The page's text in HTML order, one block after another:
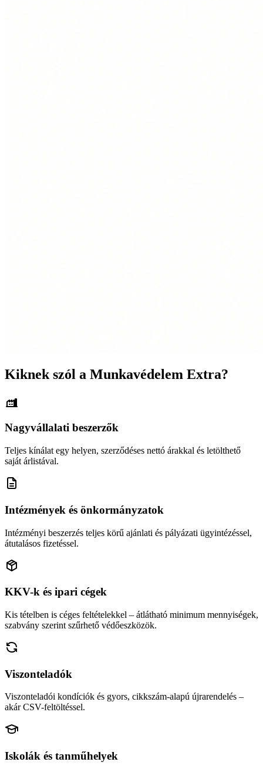
Kiknek szól a Munkavédelem Extra?
Nagyvállalati beszerzők
Teljes kínálat egy helyen, szerződéses nettó árakkal és letölthető
saját árlistával.
Intézmények és önkormányzatok
Intézményi beszerzés teljes körű ajánlati és pályázati ügyintézéssel,
átutalásos fizetéssel.
KKV-k és ipari cégek
Kis tételben is céges feltételekkel – átlátható minimum mennyiségek,
szabvány szerint szűrhető védőeszközök.
Viszonteladók
Viszonteladói kondíciók és gyors, cikkszám-alapú újrarendelés –
akár CSV-feltöltéssel.
Iskolák és tanműhelyek